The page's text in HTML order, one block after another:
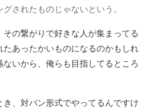
されたものじゃないという。
その繋がりで好きな人が集まってる
あったかいものになるのかもしれ
いから、俺らも目指してるところ
き、対バン形式でやってるんですけ